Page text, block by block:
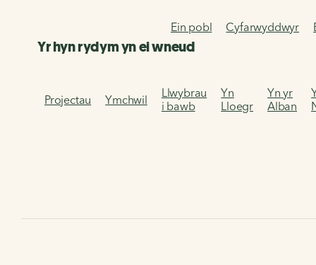
Ein pobl Cyfarwyddwyr
Yr hyn rydym yn ei wneud
Projectau Ymchwil
Llwybrau
i bawb
Yn
Lloegr
Yn yr
Alban